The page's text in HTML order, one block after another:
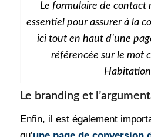
Le formulaire de contact
essentiel pour assurer à la
ici tout en haut d’une
référencée sur le mot
Habitation
Le branding et
Enfin, il est également